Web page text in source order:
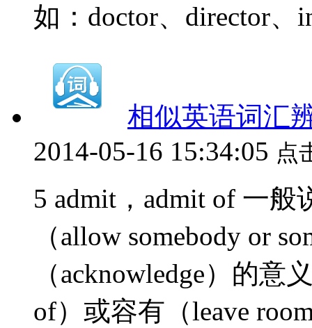
如：doctor、director、
相似英语词汇
2014-05-16 15:34:05 点
5 admit，admit of 一
（allow somebody or
（acknowledge）的
of）或容有（leave